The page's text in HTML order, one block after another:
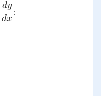
\dfrac{dy}
{dx}
dx
dy
: